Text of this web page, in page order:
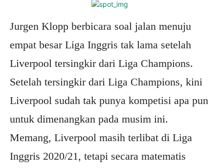
Jurgen Klopp berbicara soal jalan menuju
empat besar Liga Inggris tak lama setelah
Liverpool tersingkir dari Liga Champions.
Setelah tersingkir dari Liga Champions, kini
Liverpool sudah tak punya kompetisi apa pun
untuk dimenangkan pada musim ini.
Memang, Liverpool masih terlibat di Liga
Inggris 2020/21, tetapi secara matematis